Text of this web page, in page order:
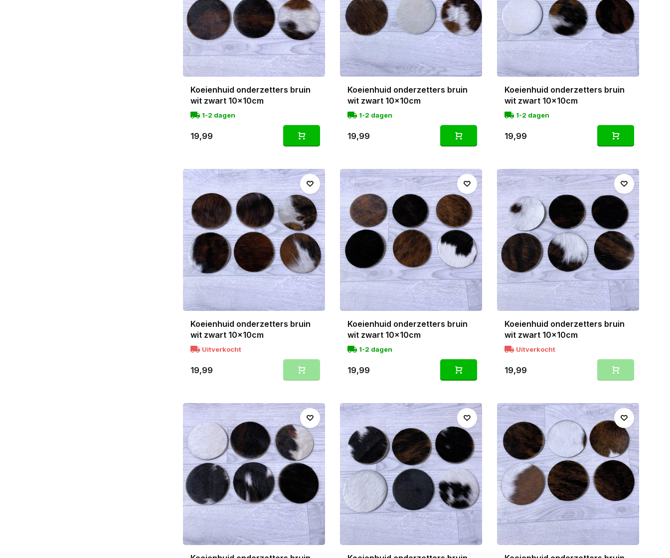
Koeienhuid onderzetters bruin
wit zwart 10x10cm
1-2 dagen
19,99
Koeienhuid onderzetters bruin
wit zwart 10x10cm
1-2 dagen
19,99
Koeienhuid onderzetters bruin
wit zwart 10x10cm
1-2 dagen
19,99
Koeienhuid onderzetters bruin
wit zwart 10x10cm
Uitverkocht
19,99
Koeienhuid onderzetters bruin
wit zwart 10x10cm
1-2 dagen
19,99
Koeienhuid onderzetters bruin
wit zwart 10x10cm
Uitverkocht
19,99